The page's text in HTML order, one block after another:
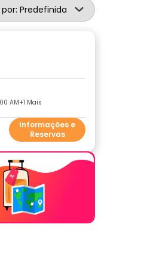
Predefinida
AM+1 Mais
Informações e
Reservas